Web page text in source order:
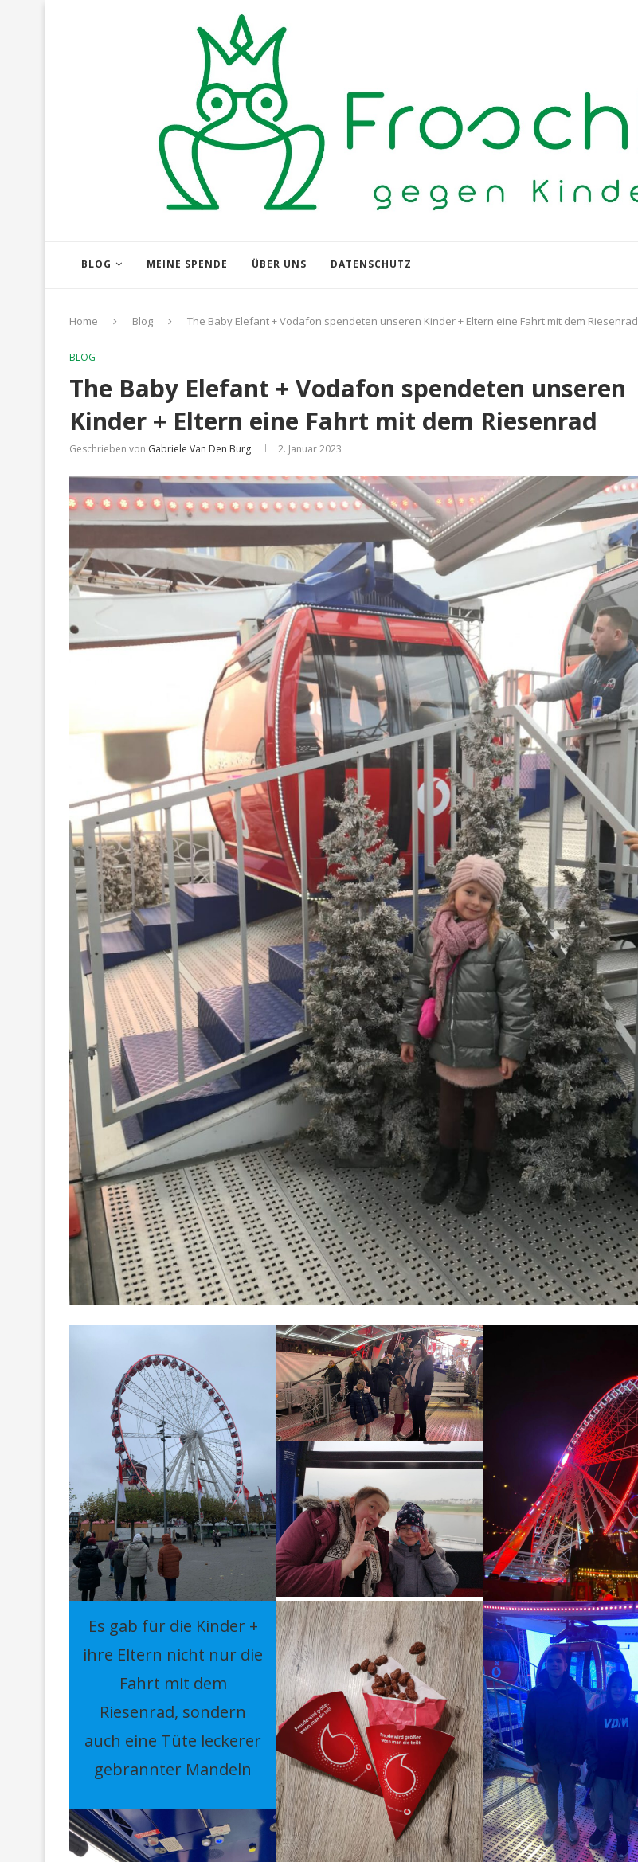
BLOG MEINE SPENDE ÜBER UNS DATENSCHUTZ
Home Blog The Baby Elefant + Vodafon spendeten unseren Kinder + Eltern eine Fahrt mit dem Riesenrad
BLOG
The Baby Elefant + Vodafon spendeten unseren
Kinder + Eltern eine Fahrt mit dem Riesenrad
Geschrieben von Gabriele Van Den Burg 2. Januar 2023
Es gab für die Kinder +
ihre Eltern nicht nur die
Fahrt mit dem
Riesenrad, sondern
auch eine Tüte leckerer
gebrannter Mandeln